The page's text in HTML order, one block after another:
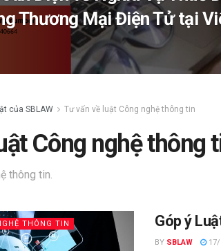
Thương Mại Điện Tử tại
của SBLAW Tư vấn về luật Công nghệ thông tin
Công nghệ thông
thông tin.
THÔNG TIN Góp ý
BY SBLAW 17/